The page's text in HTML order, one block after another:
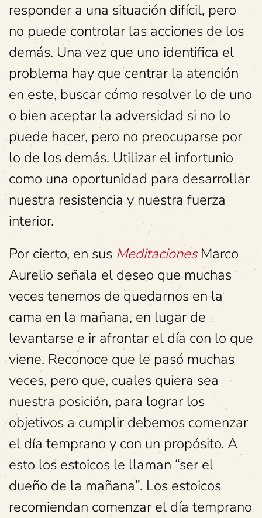
responder a una situación difícil, pero
no puede controlar las acciones de los
demás. Una vez que uno identifica el
problema hay que centrar la atención
en este, buscar cómo resolver lo de uno
o bien aceptar la adversidad si no lo
puede hacer, pero no preocuparse por
lo de los demás. Utilizar el infortunio
como una oportunidad para desarrollar
nuestra resistencia y nuestra fuerza
interior.
Por cierto, en sus MeditacionesMarco
Aurelio señala el deseo que muchas
veces tenemos de quedarnos en la
cama en la mañana, en lugar de
levantarse e ir afrontar el día con lo que
viene. Reconoce que le pasó muchas
veces, pero que, cuales quiera sea
nuestra posición, para lograr los
objetivos a cumplir debemos comenzar
el día temprano y con un propósito. A
esto los estoicos le llaman “ser el
dueño de la mañana”. Los estoicos
recomiendan comenzar el día temprano